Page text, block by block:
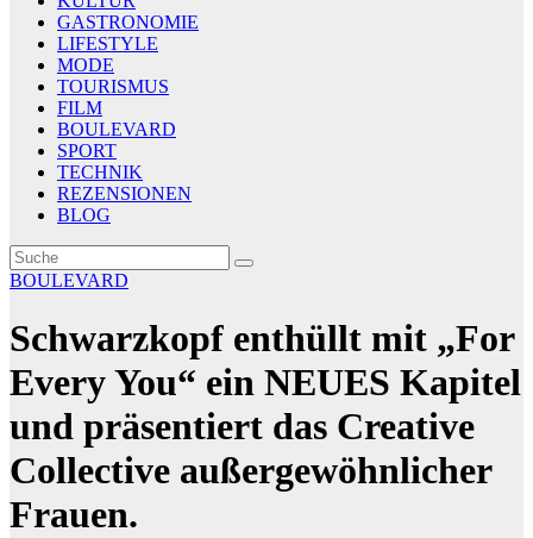
GASTRONOMIE
LIFESTYLE
MODE
TOURISMUS
FILM
BOULEVARD
SPORT
TECHNIK
REZENSIONEN
BLOG
BOULEVARD
Schwarzkopf enthüllt mit „For
Every You“ ein NEUES Kapitel
und präsentiert das Creative
Collective außergewöhnlicher
Frauen.